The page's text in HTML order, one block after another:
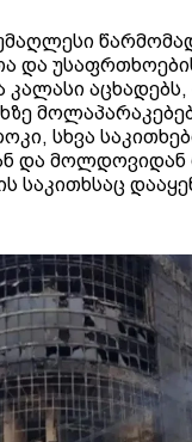
და
კალასი
სხვა
და მოლდოვიდან
საკითხსაც